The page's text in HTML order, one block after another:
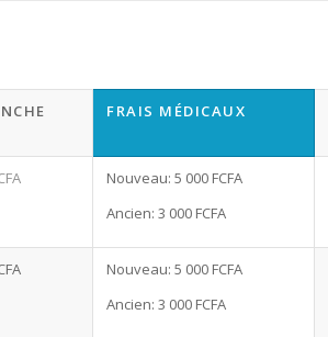
FRAIS MÉDICAUX
Nouveau: 5 000 FCFA
Ancien: 3 000 FCFA
Nouveau: 5 000 FCFA
Ancien: 3 000 FCFA